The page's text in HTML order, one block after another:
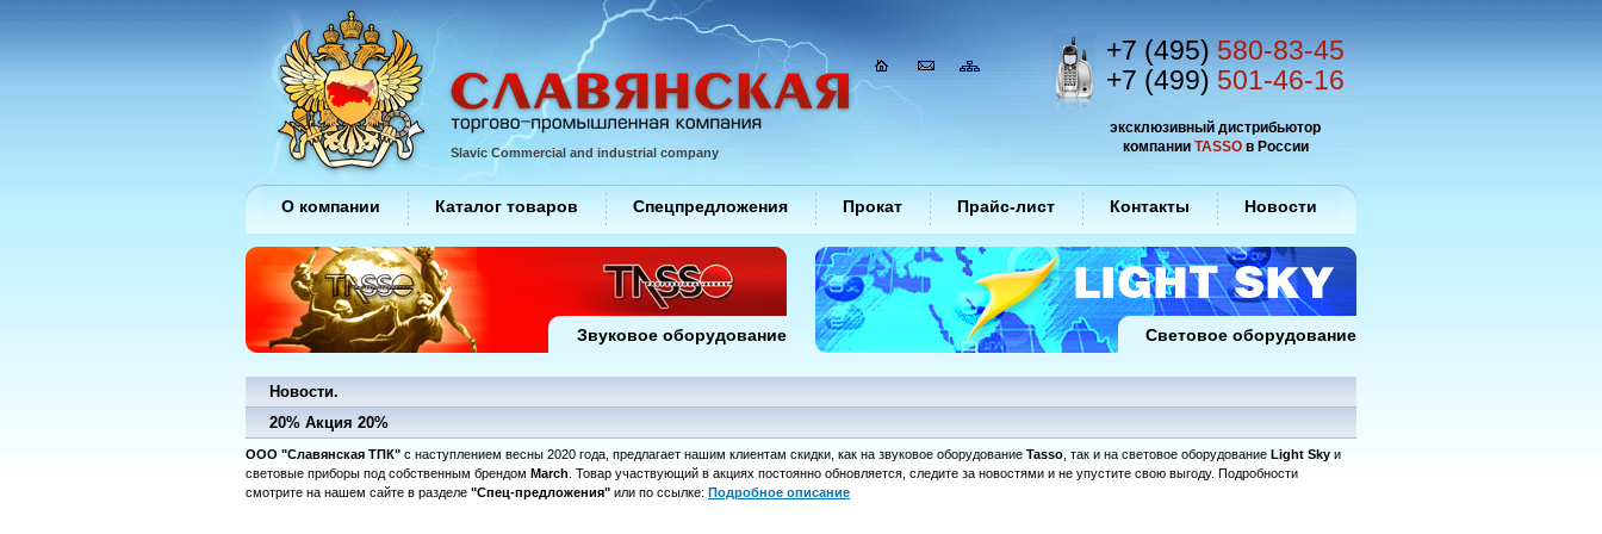
Новости.
20% Акция 20%
ООО "Славянская ТПК" с наступлением весны 2020 года, предлагает нашим клиентам скидки, как на звуковое оборудование Tasso , так и на световое оборудование Light Sky и
световые приборы под собственным брендом March . Товар участвующий в акциях постоянно обновляется, следите за новостями и не упустите свою выгоду. Подробности
смотрите на нашем сайте в разделе "Спец-предложения" или по ссылке: Подробное описание
Slavic Commercial and industrial company
эксклюзивный дистрибьютор
компании TASSOв России
+7 (495) 580-83-45
+7 (499) 501-46-16
О компании Каталог товаров Спецпредложения Прокат Прайс-лист Контакты Новости
Звуковое оборудование Световое оборудование